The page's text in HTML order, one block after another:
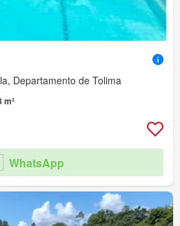
Departamento de Tolima
m²
WhatsApp